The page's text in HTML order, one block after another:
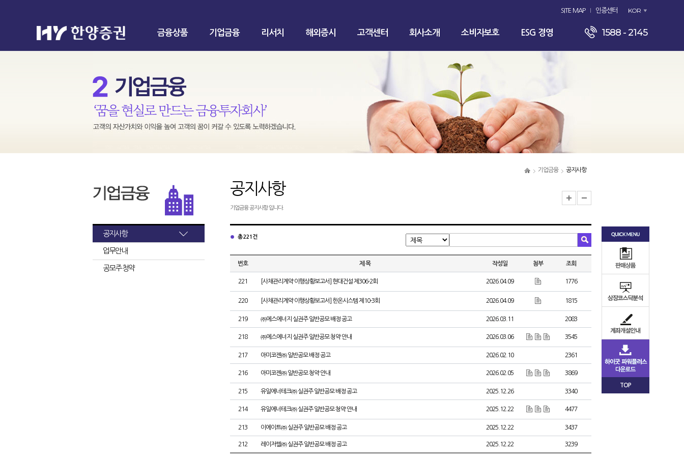
SITE MAP 인증센터 KOR
금융상품 기업금융 리서치 해외증시 고객센터 회사소개 소비자보호 ESG 경영 1588 - 2145
기업금융 공지사항
공지사항
업무안내
공모주 청약
공지사항
기업금융 공지사항 입니다.
총 221건
번호 제 목 작성일 첨부 조회
221 [사채관리계약 이행상황보고서] 현대건설 제306-2회 2026.04.09 1776
220 [사채관리계약 이행상황보고서] 한온시스템 제10-3회 2026.04.09 1815
219 ㈜에스에너지 실권주 일반공모 배정 공고 2026.03.11 2083
218 ㈜에스에너지 실권주 일반공모 청약 안내 2026.03.06 3545
217 아미코젠㈜ 일반공모 배정 공고 2026.02.10 2361
216 아미코젠㈜ 일반공모 청약 안내 2026.02.05 3869
215 유일에너테크㈜ 실권주 일반공모 배정 공고 2025.12.26 3340
214 유일에너테크㈜ 실권주 일반공모 청약 안내 2025.12.22 4477
213 이에이트㈜ 실권주 일반공모 배정 공고 2025.12.22 3437
212 레이저쎌㈜ 실권주 일반공모 배정 공고 2025.12.22 3239
TOP